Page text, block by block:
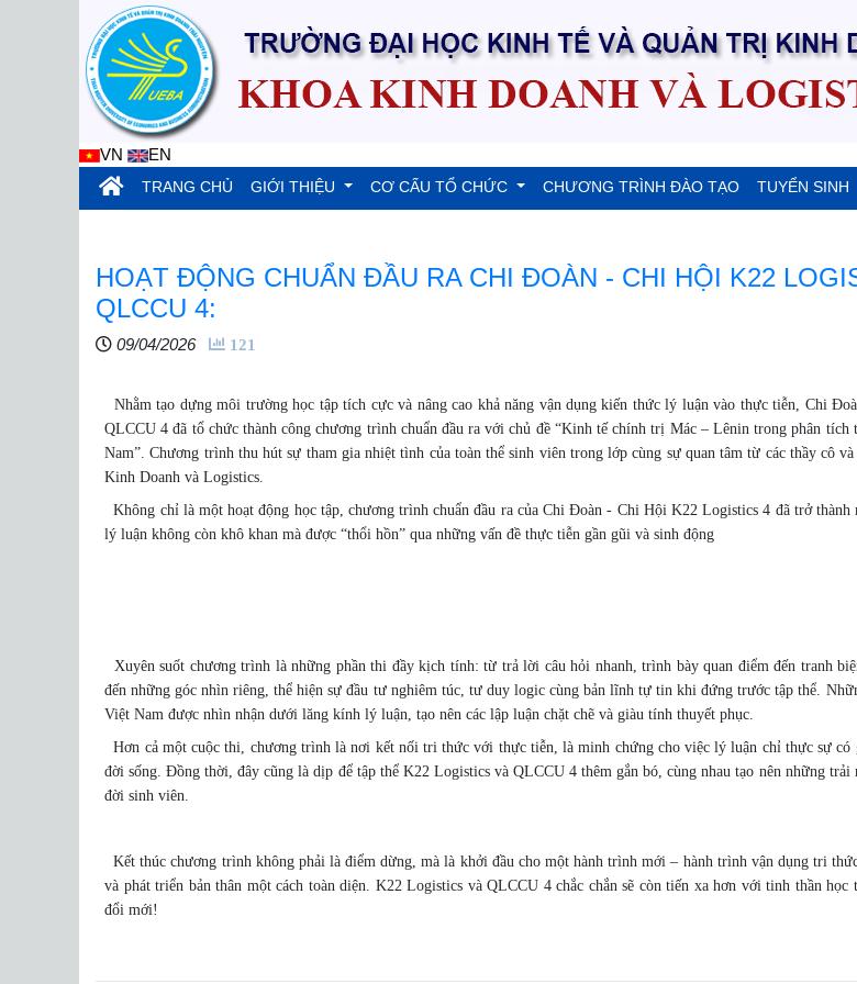
VN EN
TRANG CHỦ (current)
GIỚI THIỆU CƠ CẤU TỔ CHỨC CHƯƠNG TRÌNH ĐÀO TẠO TUYỂN SINH
HOẠT ĐỘNG CHUẨN ĐẦU RA CHI ĐOÀN - CHI HỘI K22
QLCCU 4:
09/04/2026 121
Nhằm tạo dựng môi trường học tập tích cực và nâng cao khả năng vận dụng kiến thức lý luận vào thực tiễn, Chi
QLCCU 4 đã tổ chức thành công chương trình chuẩn đầu ra với chủ đề “Kinh tế chính trị Mác – Lênin trong phân
Nam”. Chương trình thu hút sự tham gia nhiệt tình của toàn thể sinh viên trong lớp cùng sự quan tâm từ các thầy cô
Kinh Doanh và Logistics.
Không chỉ là một hoạt động học tập, chương trình chuẩn đầu ra của Chi Đoàn - Chi Hội K22 Logistics 4 đã trở thành
lý luận không còn khô khan mà được “thổi hồn” qua những vấn đề thực tiễn gần gũi và sinh động
Xuyên suốt chương trình là những phần thi đầy kịch tính: từ trả lời câu hỏi nhanh, trình bày quan điểm đến tranh
đến những góc nhìn riêng, thể hiện sự đầu tư nghiêm túc, tư duy logic cùng bản lĩnh tự tin khi đứng trước tập thể.
Việt Nam được nhìn nhận dưới lăng kính lý luận, tạo nên các lập luận chặt chẽ và giàu tính thuyết phục.
Hơn cả một cuộc thi, chương trình là nơi kết nối tri thức với thực tiễn, là minh chứng cho việc lý luận chỉ thực sự có
đời sống. Đồng thời, đây cũng là dịp để tập thể K22 Logistics và QLCCU 4 thêm gắn bó, cùng nhau tạo nên những trải
đời sinh viên.
Kết thúc chương trình không phải là điểm dừng, mà là khởi đầu cho một hành trình mới – hành trình vận dụng tri
và phát triển bản thân một cách toàn diện. K22 Logistics và QLCCU 4 chắc chắn sẽ còn tiến xa hơn với tinh thần học
đổi mới!